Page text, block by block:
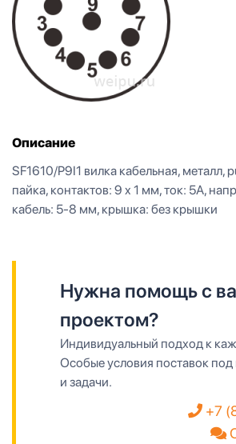
Описание
SF1610/P9I1 вилка кабельная, металл,
пайка, контактов: 9 x 1 мм, ток: 5А,
кабель: 5-8 мм, крышка: без крышки
Нужна помощь с
проектом?
Индивидуальный подход к
Особые условия поставок
и задачи.
+7